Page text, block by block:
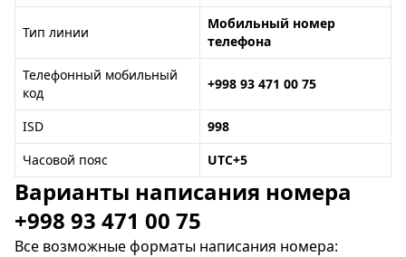
Тип линии
Мобильный номер
телефона
Телефонный мобильный
код
+998 93 471 00 75
ISD
998
Часовой пояс
UTC+5
Варианты написания номера
+998 93 471 00 75
Все возможные форматы написания номера: